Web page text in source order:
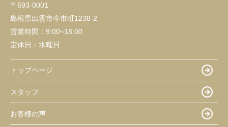
〒693-0001
島根県出雲市今市町1238-2
営業時間： 9:00~18:00
定休日： 水曜日
トップページ
スタッフ
お客様の声